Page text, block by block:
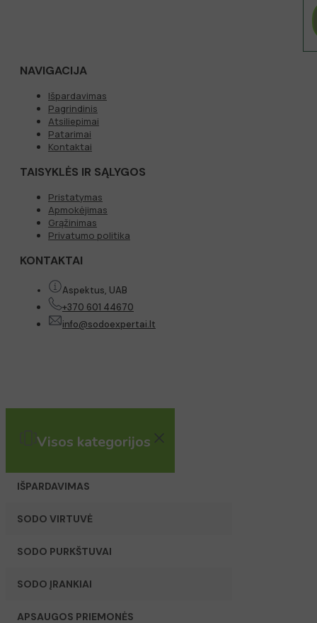
NAVIGACIJA
Išpardavimas
Pagrindinis
Atsiliepimai
Patarimai
Kontaktai
TAISYKLĖS IR SĄLYGOS
Pristatymas
Apmokėjimas
Grąžinimas
Privatumo politika
KONTAKTAI
Aspektus, UAB
+370 601 44670
info@sodoexpertai.lt
Visos kategorijos
IŠPARDAVIMAS
SODO VIRTUVĖ
SODO PURKŠTUVAI
SODO ĮRANKIAI
APSAUGOS PRIEMONĖS